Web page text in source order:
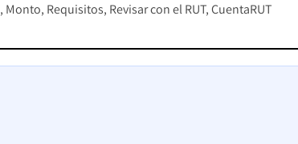
Monto Requisitos Revisar con el RUT CuentaRUT